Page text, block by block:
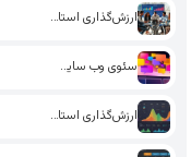
ارزش‌گذاری استارت‌آپ: راهکارهای جذب سرمایه‌گذار
سئوی وب سایت: چگونه با…
ارزش‌گذاری استارت‌آپ: چگونه از داده‌های…